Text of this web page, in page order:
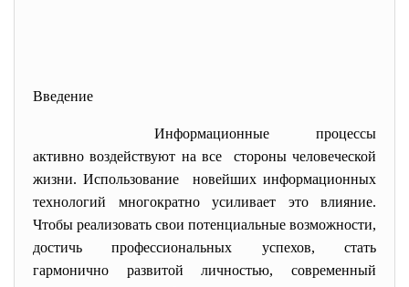
Введение
Информационные процессы
активно воздействуют на все стороны человеческой
жизни. Использование новейших информационных
технологий многократно усиливает это влияние.
Чтобы реализовать свои потенциальные возможности,
достичь профессиональных успехов, стать
гармонично развитой личностью, современный